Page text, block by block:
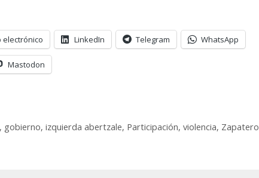
electrónico LinkedIn Telegram WhatsApp
Mastodon
, gobierno, izquierda abertzale, Participación, violencia, Zapatero